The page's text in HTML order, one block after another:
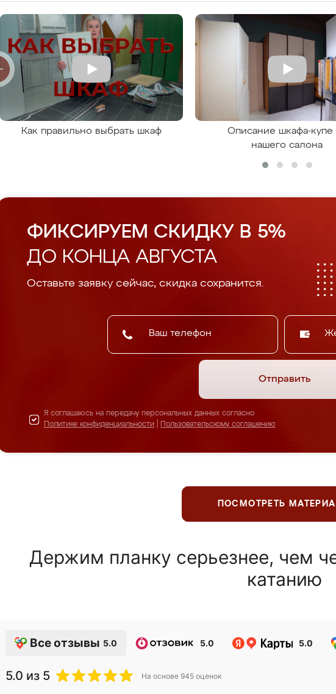
Как правильно выбрать шкаф
Описание шкафа-купе
нашего салона
ФИКСИРУЕМ СКИДКУ В 5%
ДО КОНЦА АВГУСТА
Оставьте заявку сейчас, скидка сохранится.
Отправить
Я соглашаюсь на передачу персональных данных согласно
Политике конфиденциальности
Пользовательскому соглашению
ПОСМОТРЕТЬ
Держим планку серьезнее, чем
катанию
Все отзывы 5.0 5.0 5.0
5.0 из 5 На основе 945 оценок